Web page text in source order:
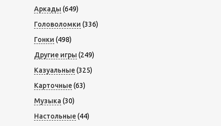
Аркады (649)
Головоломки (336)
Гонки (498)
Другие игры (249)
Казуальные(325)
Карточные(63)
Музыка (30)
Настольные(44)